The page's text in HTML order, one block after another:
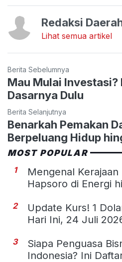
Redaksi
Lihat semua artikel
Berita Sebelumnya
Mau Mulai Investasi?
Dasarnya Dulu
Berita Selanjutnya
Benarkah Pemakan
Berpeluang Hidup
MOST POPULAR
1
Mengenal
Hapsoro di Energi
2
Update Kurs! 1
Hari Ini, 24 Juli
3
Siapa Penguasa
Indonesia? Ini